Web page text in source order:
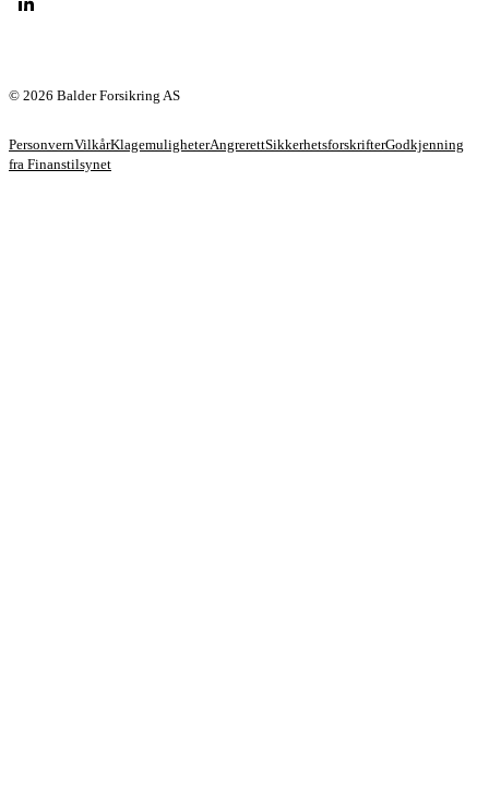
© 2026 Balder Forsikring AS
PersonvernVilkårKlagemuligheterAngrerettSikkerhetsforskrifterGodkjenning
fra Finanstilsynet